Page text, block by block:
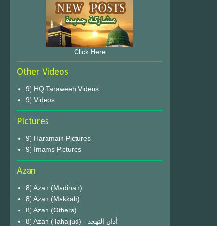
Click Here
Other Videos
9) HQ Taraweeh Videos
9) Videos
Pictures
9) Haramain Pictures
9) Imams Pictures
Azan
8) Azan (Madinah)
8) Azan (Makkah)
8) Azan (Others)
8) Azan (Tahajjud) - أذان التهجد